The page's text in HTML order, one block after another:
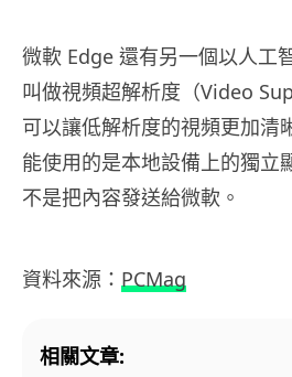
微軟 Edge 還有另一個以人工
叫做視頻超解析度（Video
可以讓低解析度的視頻更加清
能使用的是本地設備上的獨立
不是把內容發送給微軟。
資料來源： PCMag
相關文章: